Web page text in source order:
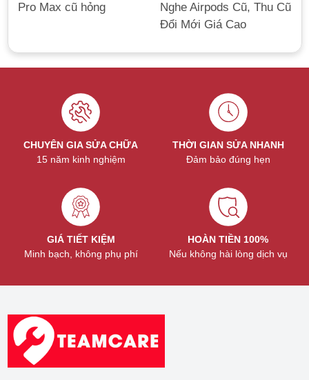
Pro Max cũ hỏng
Nghe Airpods Cũ, Thu Cũ
Đổi Mới Giá Cao
CHUYÊN GIA SỬA CHỮA
15 năm kinh nghiệm
THỜI GIAN SỬA NHANH
Đảm bảo đúng hẹn
GIÁ TIẾT KIỆM
Minh bạch, không phụ phí
HOÀN TIỀN 100%
Nếu không hài lòng dịch vụ